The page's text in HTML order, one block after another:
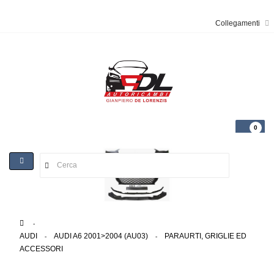
Collegamenti
0
Toggle
>
AUDI
> AUDI A6 2001>2004 (AU03) >
PARAURTI, GRIGLIE ED
ACCESSORI